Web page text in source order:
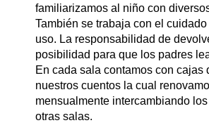
familiarizamos al niño con
También se trabaja con el
uso. La responsabilidad de
posibilidad para que los padres
En cada sala contamos con cajas
nuestros cuentos la cual
mensualmente intercambiando
otras salas.